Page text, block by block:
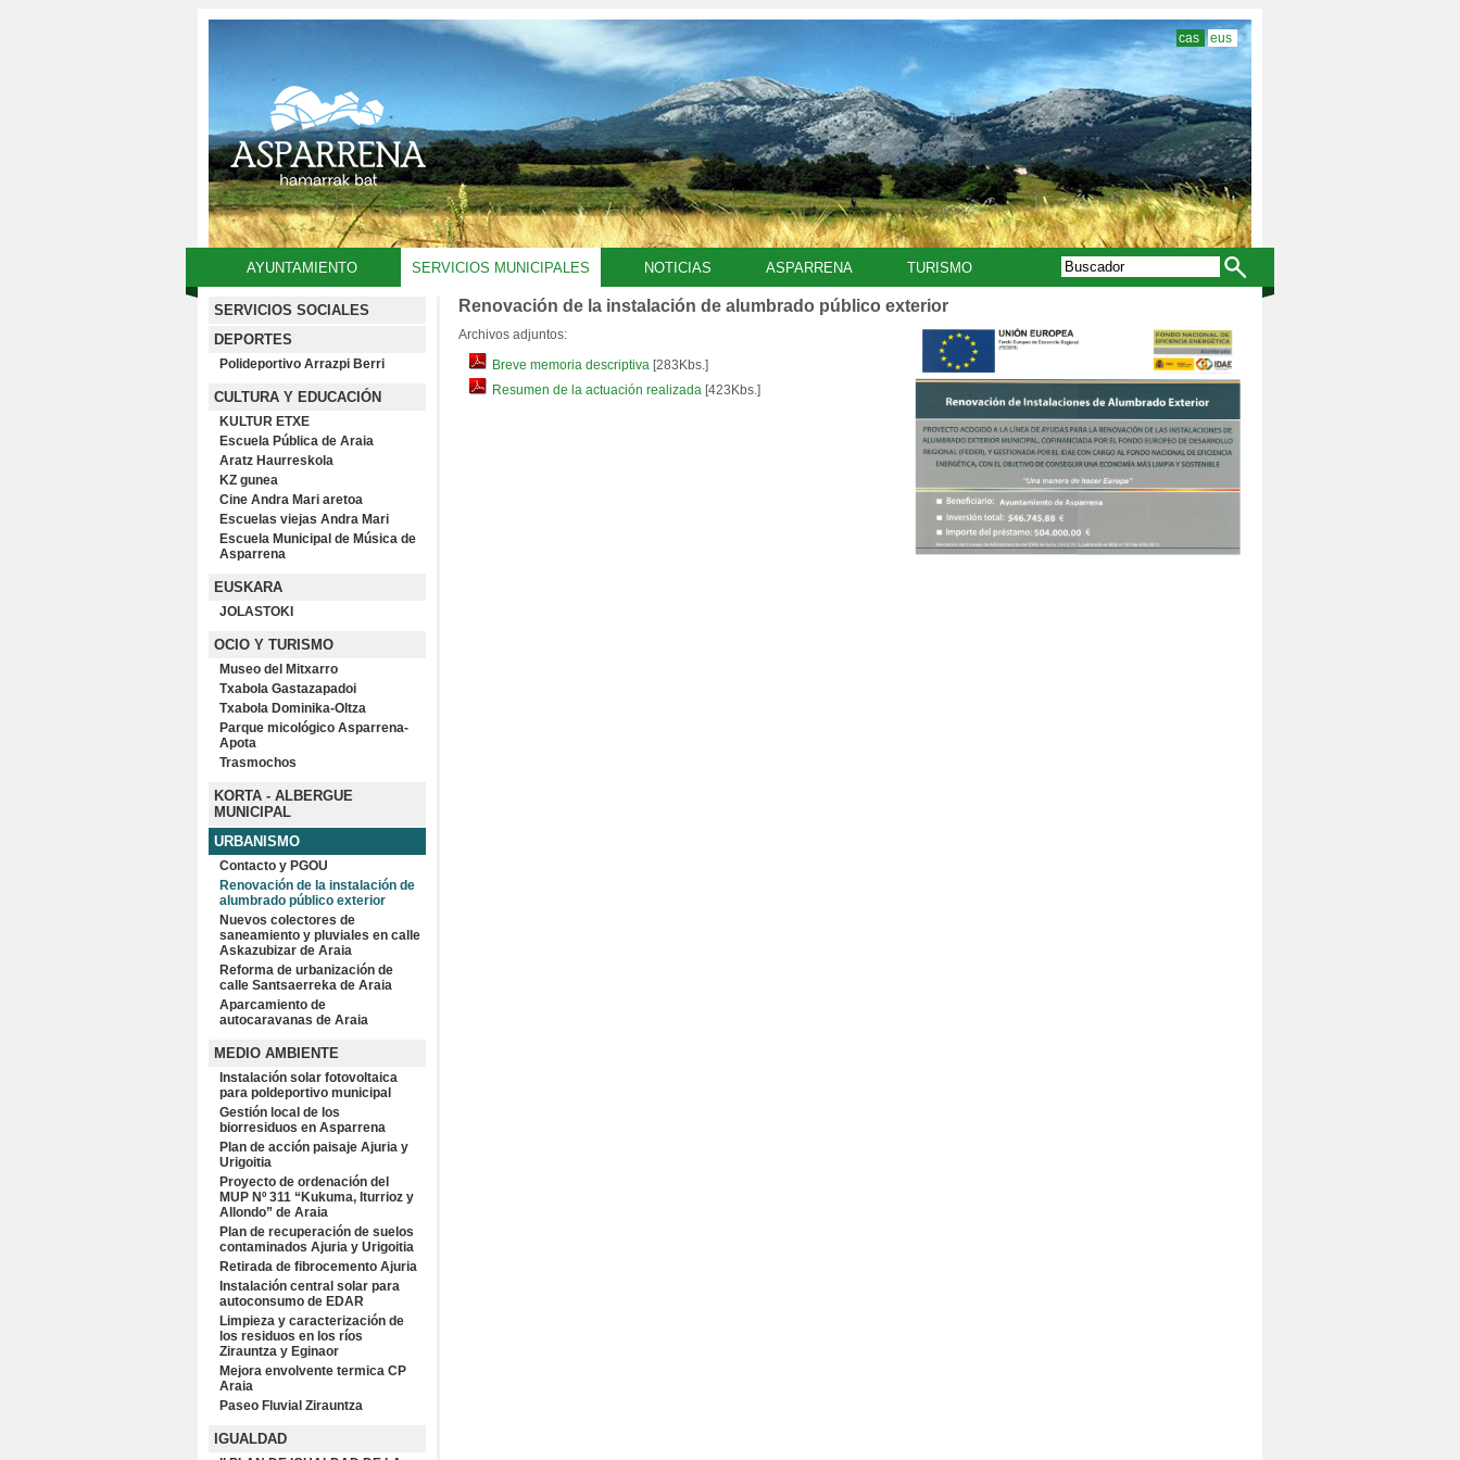
AYUNTAMIENTO SERVICIOS MUNICIPALES NOTICIAS ASPARRENA TURISMO
cas eus
SERVICIOS SOCIALES
DEPORTES
Polideportivo Arrazpi Berri
CULTURA Y EDUCACIÓN
KULTUR ETXE
Escuela Pública de Araia
Aratz Haurreskola
KZ gunea
Cine Andra Mari aretoa
Escuelas viejas Andra Mari
Escuela Municipal de Música de
Asparrena
EUSKARA
JOLASTOKI
OCIO Y TURISMO
Museo del Mitxarro
Txabola Gastazapadoi
Txabola Dominika-Oltza
Parque micológico Asparrena-
Apota
Trasmochos
KORTA - ALBERGUE
MUNICIPAL
URBANISMO
Contacto y PGOU
Renovación de la instalación de
alumbrado público exterior
Nuevos colectores de
saneamiento y pluviales en calle
Askazubizar de Araia
Reforma de urbanización de
calle Santsaerreka de Araia
Aparcamiento de
autocaravanas de Araia
MEDIO AMBIENTE
Instalación solar fotovoltaica
para poldeportivo municipal
Gestión local de los
biorresiduos en Asparrena
Plan de acción paisaje Ajuria y
Urigoitia
Proyecto de ordenación del
MUP Nº 311 “Kukuma, Iturrioz y
Allondo” de Araia
Plan de recuperación de suelos
contaminados Ajuria y Urigoitia
Retirada de fibrocemento Ajuria
Instalación central solar para
autoconsumo de EDAR
Limpieza y caracterización de
los residuos en los ríos
Zirauntza y Eginaor
Mejora envolvente termica CP
Araia
Paseo Fluvial Zirauntza
IGUALDAD
Renovación de la instalación de alumbrado público exterior
Archivos adjuntos:
Breve memoria descriptiva [283Kbs.]
Resumen de la actuación realizada [423Kbs.]